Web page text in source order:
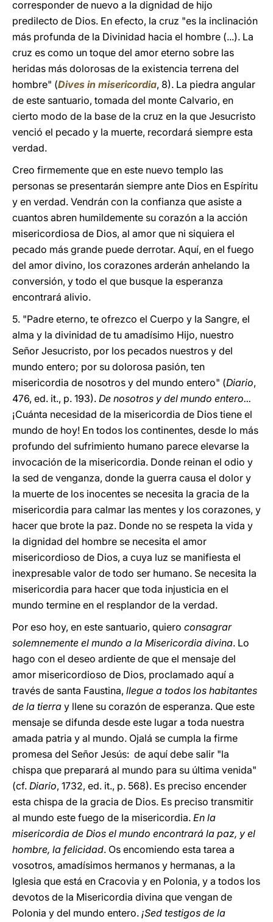
corresponder de nuevo a la dignidad de hijo
predilecto de Dios. En efecto, la cruz "es la inclinación
más profunda de la Divinidad hacia el hombre (...). La
cruz es como un toque del amor eterno sobre las
heridas más dolorosas de la existencia terrena del
hombre" (Dives in misericordia, 8). La piedra angular
de este santuario, tomada del monte Calvario, en
cierto modo de la base de la cruz en la que Jesucristo
venció el pecado y la muerte, recordará siempre esta
verdad.
Creo firmemente que en este nuevo templo las
personas se presentarán siempre ante Dios en Espíritu
y en verdad. Vendrán con la confianza que asiste a
cuantos abren humildemente su corazón a la acción
misericordiosa de Dios, al amor que ni siquiera el
pecado más grande puede derrotar. Aquí, en el fuego
del amor divino, los corazones arderán anhelando la
conversión, y todo el que busque la esperanza
encontrará alivio.
5. "Padre eterno, te ofrezco el Cuerpo y la Sangre, el
alma y la divinidad de tu amadísimo Hijo, nuestro
Señor Jesucristo, por los pecados nuestros y del
mundo entero; por su dolorosa pasión, ten
misericordia de nosotros y del mundo entero" (Diario,
476, ed. it., p. 193). De nosotros y del mundo entero...
¡Cuánta necesidad de la misericordia de Dios tiene el
mundo de hoy! En todos los continentes, desde lo más
profundo del sufrimiento humano parece elevarse la
invocación de la misericordia. Donde reinan el odio y
la sed de venganza, donde la guerra causa el dolor y
la muerte de los inocentes se necesita la gracia de la
misericordia para calmar las mentes y los corazones, y
hacer que brote la paz. Donde no se respeta la vida y
la dignidad del hombre se necesita el amor
misericordioso de Dios, a cuya luz se manifiesta el
inexpresable valor de todo ser humano. Se necesita la
misericordia para hacer que toda injusticia en el
mundo termine en el resplandor de la verdad.
Por eso hoy, en este santuario, quiero consagrar
solemnemente el mundo a la Misericordia divina. Lo
hago con el deseo ardiente de que el mensaje del
amor misericordioso de Dios, proclamado aquí a
través de santa Faustina, llegue a todos los habitantes
de la tierra y llene su corazón de esperanza. Que este
mensaje se difunda desde este lugar a toda nuestra
amada patria y al mundo. Ojalá se cumpla la firme
promesa del Señor Jesús: de aquí debe salir "la
chispa que preparará al mundo para su última venida"
(cf. Diario, 1732, ed. it., p. 568). Es preciso encender
esta chispa de la gracia de Dios. Es preciso transmitir
al mundo este fuego de la misericordia. En la
misericordia de Dios el mundo encontrará la paz, y el
hombre, la felicidad. Os encomiendo esta tarea a
vosotros, amadísimos hermanos y hermanas, a la
Iglesia que está en Cracovia y en Polonia, y a todos los
devotos de la Misericordia divina que vengan de
Polonia y del mundo entero. ¡Sed testigos de la